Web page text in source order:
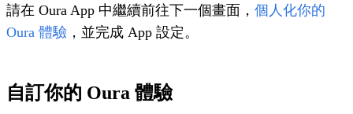
請在 Oura App 中繼續前往下一個畫面 ， 個人化你的
Oura 體驗 ， 並完成 App 設定。
自訂你的 Oura 體驗